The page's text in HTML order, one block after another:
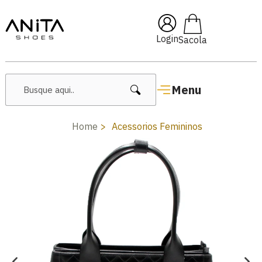
Login
Menu
🔥 Lançamentos
Home Acessorios Femininos